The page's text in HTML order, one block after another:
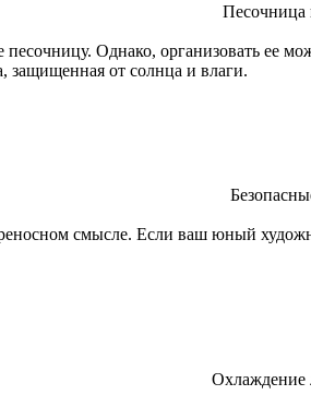
Песочница
Однако, организовать ее
защищенная от солнца и влаги.
смысле. Если ваш юный
Охлаждение